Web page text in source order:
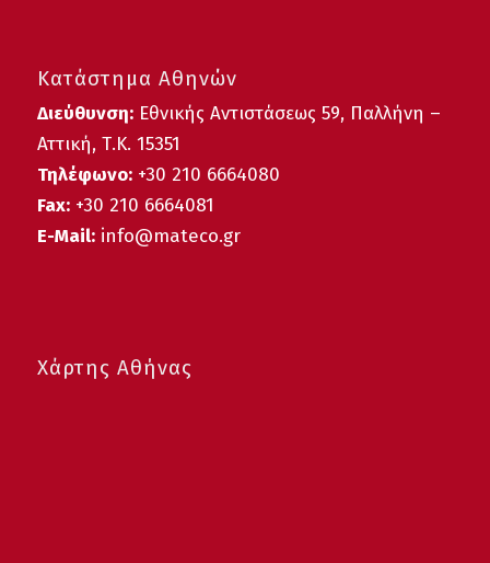
Κατάστημα Αθηνών
Διεύθυνση:Εθνικής Αντιστάσεως 59, Παλλήνη –
Αττική, Τ.Κ. 15351
Τηλέφωνο: +30 210 6664080
Fax:+30 210 6664081
E-Mail: info@mateco.gr
Χάρτης Αθήνας